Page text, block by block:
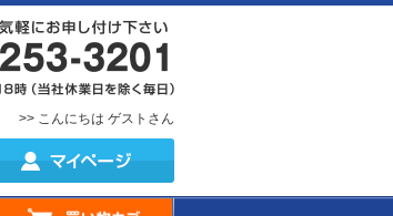
>> こんにちは ゲストさん